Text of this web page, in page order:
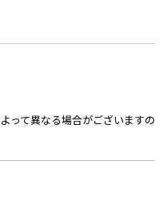
って異なる場合がございますの